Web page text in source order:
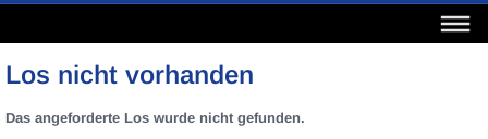
Los nicht vorhanden
Das angeforderte Los wurde nicht gefunden.